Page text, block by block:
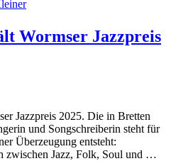
Wormser Jazzpreis
Jazzpreis 2025. Die in Bretten
und Songschreiberin steht für
Überzeugung entsteht:
zwischen Jazz, Folk, Soul und …